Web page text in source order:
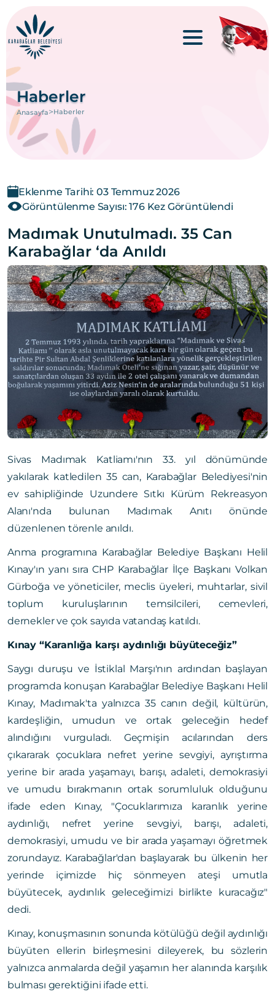
Haberler
Anasayfa>Haberler
Eklenme Tarihi: 03 Temmuz 2026
Görüntülenme Sayısı: 176 Kez Görüntülendi
Madımak Unutulmadı. 35 Can
Karabağlar ‘da Anıldı
Sivas Madımak Katliamı'nın 33. yıl dönümünde
yakılarak katledilen 35 can, Karabağlar Belediyesi'nin
ev sahipliğinde Uzundere Sıtkı Kürüm Rekreasyon
Alanı'nda bulunan Madımak Anıtı önünde
düzenlenen törenle anıldı.
Anma programına Karabağlar Belediye Başkanı Helil
Kınay'ın yanı sıra CHP Karabağlar İlçe Başkanı Volkan
Gürboğa ve yöneticiler, meclis üyeleri, muhtarlar, sivil
toplum kuruluşlarının temsilcileri, cemevleri,
dernekler ve çok sayıda vatandaş katıldı.
Kınay “Karanlığa karşı aydınlığı büyüteceğiz”
Saygı duruşu ve İstiklal Marşı'nın ardından başlayan
programda konuşan Karabağlar Belediye Başkanı Helil
Kınay, Madımak'ta yalnızca 35 canın değil, kültürün,
kardeşliğin, umudun ve ortak geleceğin hedef
alındığını vurguladı. Geçmişin acılarından ders
çıkararak çocuklara nefret yerine sevgiyi, ayrıştırma
yerine bir arada yaşamayı, barışı, adaleti, demokrasiyi
ve umudu bırakmanın ortak sorumluluk olduğunu
ifade eden Kınay, "Çocuklarımıza karanlık yerine
aydınlığı, nefret yerine sevgiyi, barışı, adaleti,
demokrasiyi, umudu ve bir arada yaşamayı öğretmek
zorundayız. Karabağlar'dan başlayarak bu ülkenin her
yerinde içimizde hiç sönmeyen ateşi umutla
büyütecek, aydınlık geleceğimizi birlikte kuracağız"
dedi.
Kınay, konuşmasının sonunda kötülüğü değil aydınlığı
büyüten ellerin birleşmesini dileyerek, bu sözlerin
yalnızca anmalarda değil yaşamın her alanında karşılık
bulması gerektiğini ifade etti.